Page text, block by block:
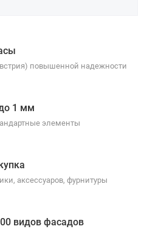
повышенной надежности
1 мм
элементы
аксессуаров, фурнитуры
видов фасадов